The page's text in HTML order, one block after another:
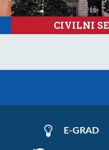
CIVILNI
E-GRAD